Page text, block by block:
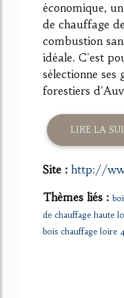
économique,
de chauffage
combustion
idéale. C'est
sélectionne
forestiers
LIRE LA
Site : http://
Thèmes liés :
de chauffage haute
bois chauffage loire